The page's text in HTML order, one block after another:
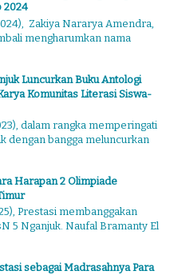
2024
Zakiya Nararya Amendra,
mengharumkan nama
Luncurkan Buku Antologi
Komunitas Literasi Siswa-
dalam rangka memperingati
dengan bangga meluncurkan
Harapan 2 Olimpiade
Prestasi membanggakan
5 Nganjuk. Naufal Bramanty El
sebagai Madrasahnya Para